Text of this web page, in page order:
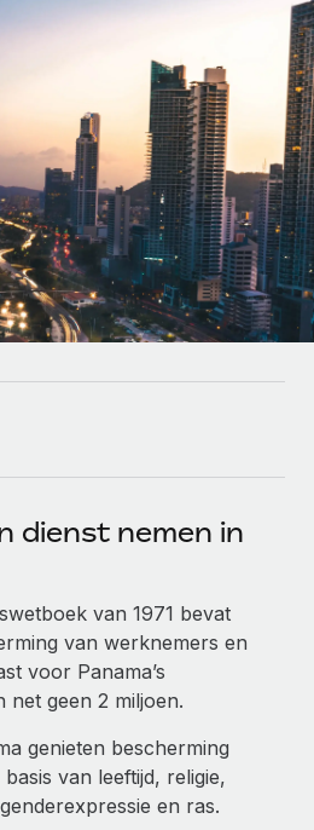
eenvoudig uitbesteden
integreren
HR-functies voor je team
en juridische experts
van
voor
payroll solutions voor groeiende
HR solutions op maat
bedrijven
dienst nemen in
van 1971 bevat
van werknemers en
voor Panama’s
net geen 2 miljoen.
genieten bescherming
van leeftijd, religie,
en ras.